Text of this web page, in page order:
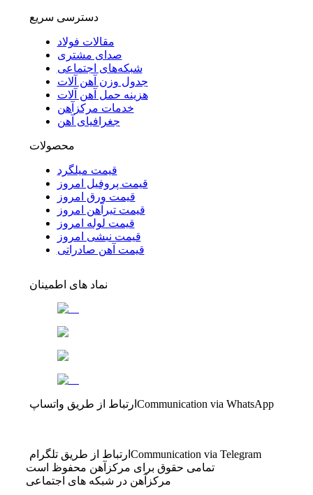
دسترسی سریع
مقالات فولاد
صدای مشتری
شبکه‌های اجتماعی
جدول وزن آهن آلات
هزینه حمل آهن آلات
خدمات مرکزآهن
جغرافیای آهن
محصولات
قیمت میلگرد
قیمت پروفیل امروز
قیمت ورق امروز
قیمت تیرآهن امروز
قیمت لوله امروز
قیمت نبشی امروز
قیمت آهن صادراتی
نماد های اطمینان
ارتباط از طریق واتساپ Communication via WhatsApp
ارتباط از طریق تلگرام Communication via Telegram
تمامی حقوق برای مرکزآهن محفوظ است
مرکزآهن در شبکه های اجتماعی